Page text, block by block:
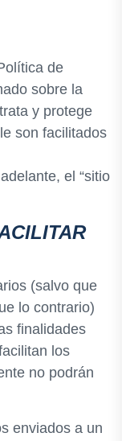
de
sobre la
y protege
son facilitados
el “sitio
(salvo que
lo contrario)
finalidades
los
no podrán
enviados a un